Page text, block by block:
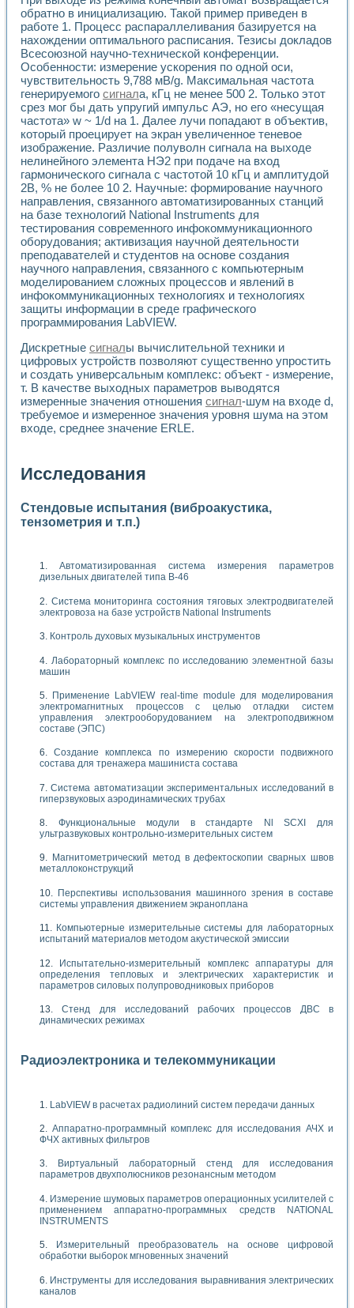
обратно в инициализацию. Такой пример приведен в
работе 1. Процесс распараллеливания базируется на
нахождении оптимального расписания. Тезисы докладов
Всесоюзной научно-технической конференции.
Особенности: измерение ускорения по одной оси,
чувствительность 9,788 мВ/g. Максимальная частота
генерируемого сигнала, кГц не менее 500 2. Только этот
срез мог бы дать упругий импульс АЭ, но его «несущая
частота» w ~ 1/d на 1. Далее лучи попадают в объектив,
который проецирует на экран увеличенное теневое
изображение. Различие полуволн сигнала на выходе
нелинейного элемента НЭ2 при подаче на вход
гармонического сигнала с частотой 10 кГц и амплитудой
2В, % не более 10 2. Научные: формирование научного
направления, связанного автоматизированных станций
на базе технологий National Instruments для
тестирования современного инфокоммуникационного
оборудования; активизация научной деятельности
преподавателей и студентов на основе создания
научного направления, связанного с компьютерным
моделированием сложных процессов и явлений в
инфокоммуникационных технологиях и технологиях
защиты информации в среде графического
программирования LabVIEW.
Дискретные сигналы вычислительной техники и
цифровых устройств позволяют существенно упростить
и создать универсальным комплекс: объект - измерение,
т. В качестве выходных параметров выводятся
измеренные значения отношения сигнал-шум на входе d,
требуемое и измеренное значения уровня шума на этом
входе, среднее значение ERLE.
Исследования
Стендовые испытания (виброакустика,
тензометрия и т.п.)
Автоматизированная система измерения параметров
дизельных двигателей типа В-46
Система мониторинга состояния тяговых электродвигателей
электровоза на базе устройств National Instruments
Контроль духовых музыкальных инструментов
Лабораторный комплекс по исследованию элементной базы
машин
Применение LabVIEW real-time module для моделирования
электромагнитных процессов с целью отладки систем
управления электрооборудованием на электроподвижном
составе (ЭПС)
Создание комплекса по измерению скорости подвижного
состава для тренажера машиниста состава
Система автоматизации экспериментальных исследований в
гиперзвуковых аэродинамических трубах
Функциональные модули в стандарте Nl SCXI для
ультразвуковых контрольно-измерительных систем
Магнитометрический метод в дефектоскопии сварных швов
металлоконструкций
Перспективы использования машинного зрения в составе
системы управления движением экраноплана
Компьютерные измерительные системы для лабораторных
испытаний материалов методом акустической эмиссии
Испытательно-измерительный комплекс аппаратуры для
определения тепловых и электрических характеристик и
параметров силовых полупроводниковых приборов
Стенд для исследований рабочих процессов ДВС в
динамических режимах
Радиоэлектроника и телекоммуникации
LabVIEW в расчетах радиолиний систем передачи данных
Аппаратно-программный комплекс для исследования АЧХ и
ФЧХ активных фильтров
Виртуальный лабораторный стенд для исследования
параметров двухполюсников резонансным методом
Измерение шумовых параметров операционных усилителей с
применением аппаратно-программных средств NATIONAL
INSTRUMENTS
Измерительный преобразователь на основе цифровой
обработки выборок мгновенных значений
Инструменты для исследования выравнивания электрических
каналов